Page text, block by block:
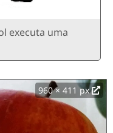
executa uma
960 × 411 px